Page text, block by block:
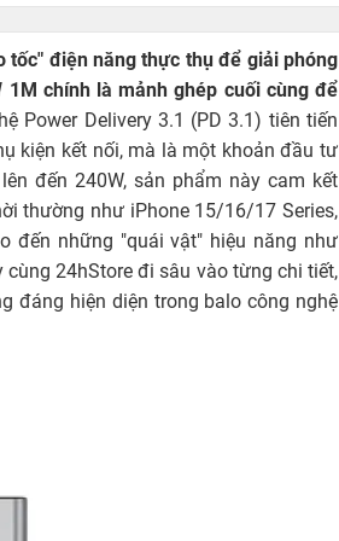
tốc" điện năng thực thụ để giải phóng
1M chính là mảnh ghép cuối cùng để
Power Delivery 3.1 (PD 3.1) tiên tiến
kiện kết nối, mà là một khoản đầu tư
đến 240W, sản phẩm này cam kết
thường như iPhone 15/16/17 Series,
đến những "quái vật" hiệu năng như
24hStore đi sâu vào từng chi tiết,
đáng hiện diện trong balo công nghệ